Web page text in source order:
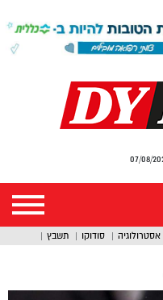
אסטרולוגיה סודוקו תשבץ